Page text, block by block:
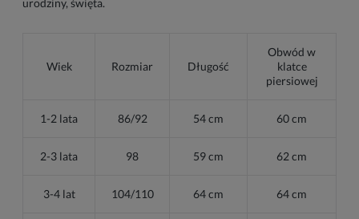
urodziny, święta.
Wiek Rozmiar Długość
Obwód w
klatce
piersiowej
1-2 lata 86/92 54 cm 60 cm
2-3 lata 98 59 cm 62 cm
3-4 lat 104/110 64 cm 64 cm